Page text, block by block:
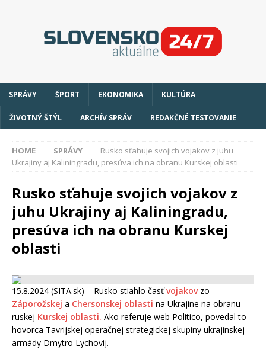
SPRÁVY ŠPORT EKONOMIKA KULTÚRA
ŽIVOTNÝ ŠTÝL ARCHÍV SPRÁV REDAKČNÉ TESTOVANIE
HOME SPRÁVY
Rusko sťahuje svojich vojakov z juhu
Ukrajiny aj Kaliningradu, presúva ich na obranu Kurskej oblasti
Rusko sťahuje svojich vojakov z
juhu Ukrajiny aj Kaliningradu,
presúva ich na obranu Kurskej
oblasti
15.8.2024 (SITA.sk) – Rusko stiahlo časťvojakovzo
Záporožskej a Chersonskej oblasti na Ukrajine na obranu
ruskej Kurskej oblasti. Ako referuje web Politico, povedal to
hovorca Tavrijskej operačnej strategickej skupiny ukrajinskej
armády Dmytro Lychovij.